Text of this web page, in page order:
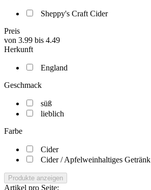
Sheppy's Craft Cider
Preis
von 3.99 bis 4.49
Herkunft
England
Geschmack
süß
lieblich
Farbe
Cider
Cider / Apfelweinhaltiges Getränk
Produkte anzeigen
Artikel pro Seite: